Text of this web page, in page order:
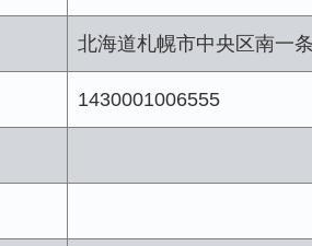
北海道札幌市中央区南一
1430001006555